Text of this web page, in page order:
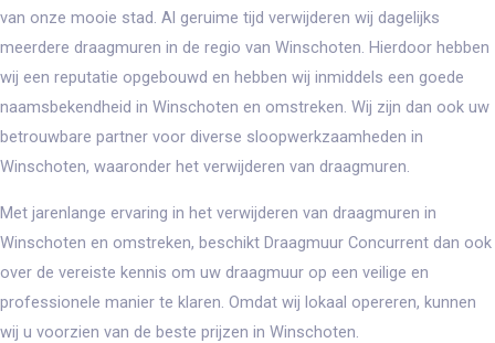
van onze mooie stad. Al geruime tijd verwijderen wij dagelijks
meerdere draagmuren in de regio van Winschoten. Hierdoor hebben
wij een reputatie opgebouwd en hebben wij inmiddels een goede
naamsbekendheid in Winschoten en omstreken. Wij zijn dan ook uw
betrouwbare partner voor diverse sloopwerkzaamheden in
Winschoten, waaronder het verwijderen van draagmuren.
Met jarenlange ervaring in het verwijderen van draagmuren in
Winschoten en omstreken, beschikt Draagmuur Concurrent dan ook
over de vereiste kennis om uw draagmuur op een veilige en
professionele manier te klaren. Omdat wij lokaal opereren, kunnen
wij u voorzien van de beste prijzen in Winschoten.